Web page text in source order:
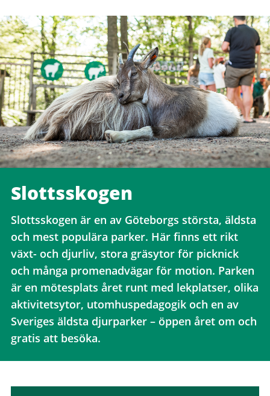
Slottsskogen
Slottsskogen är en av Göteborgs största, äldsta
och mest populära parker. Här finns ett rikt
växt- och djurliv, stora gräsytor för picknick
och många promenadvägar för motion. Parken
är en mötesplats året runt med lekplatser, olika
aktivitetsytor, utomhuspedagogik och en av
Sveriges äldsta djurparker – öppen året om och
gratis att besöka.